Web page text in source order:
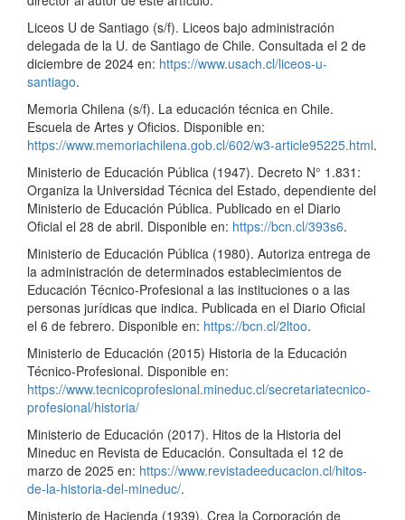
Liceos U de Santiago (s/f). Liceos bajo administración
delegada de la U. de Santiago de Chile. Consultada el 2 de
diciembre de 2024 en: https://www.usach.cl/liceos-u-
santiago.
Memoria Chilena (s/f). La educación técnica en Chile.
Escuela de Artes y Oficios. Disponible en:
https://www.memoriachilena.gob.cl/602/w3-article95225.html.
Ministerio de Educación Pública (1947). Decreto N° 1.831:
Organiza la Universidad Técnica del Estado, dependiente del
Ministerio de Educación Pública. Publicado en el Diario
Oficial el 28 de abril. Disponible en: https://bcn.cl/393s6.
Ministerio de Educación Pública (1980). Autoriza entrega de
la administración de determinados establecimientos de
Educación Técnico-Profesional a las instituciones o a las
personas jurídicas que indica. Publicada en el Diario Oficial
el 6 de febrero. Disponible en: https://bcn.cl/2ltoo.
Ministerio de Educación (2015) Historia de la Educación
Técnico-Profesional. Disponible en:
https://www.tecnicoprofesional.mineduc.cl/secretariatecnico-
profesional/historia/
Ministerio de Educación (2017). Hitos de la Historia del
Mineduc en Revista de Educación. Consultada el 12 de
marzo de 2025 en: https://www.revistadeeducacion.cl/hitos-
de-la-historia-del-mineduc/.
Ministerio de Hacienda (1939). Crea la Corporación de